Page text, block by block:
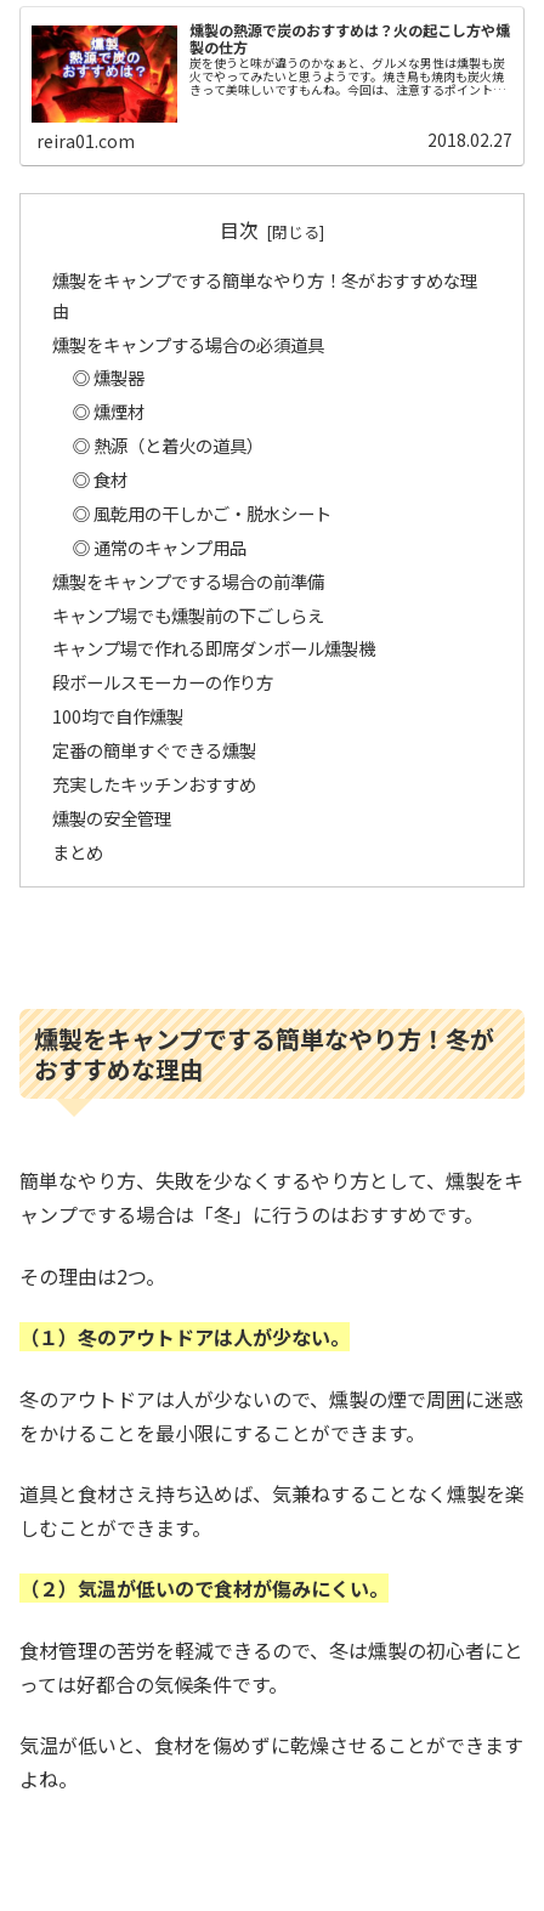
燻製の熱源で炭のおすすめは？火の起こし方や燻
製の仕方
炭を使うと味が違うのかなぁと、グルメな男性は燻製も炭
火でやってみたいと思うようです。焼き鳥も焼肉も炭火焼
きって美味しいですもんね。今回は、注意するポイントも
reira01.com 2018.02.27
目次
燻製をキャンプでする簡単なやり方！冬がおすすめな理
由
燻製をキャンプする場合の必須道具
◎ 燻製器
◎ 燻煙材
◎ 熱源（と着火の道具）
◎ 食材
◎ 風乾用の干しかご・脱水シート
◎ 通常のキャンプ用品
燻製をキャンプでする場合の前準備
キャンプ場でも燻製前の下ごしらえ
キャンプ場で作れる即席ダンボール燻製機
段ボールスモーカーの作り方
100均で自作燻製
定番の簡単すぐできる燻製
充実したキッチンおすすめ
燻製の安全管理
まとめ
燻製をキャンプでする簡単なやり方！冬が
おすすめな理由
簡単なやり方、失敗を少なくするやり方として、燻製をキ
ャンプでする場合は「冬」に行うのはおすすめです。
その理由は2つ。
（１）冬のアウトドアは人が少ない。
冬のアウトドアは人が少ないので、燻製の煙で周囲に迷惑
をかけることを最小限にすることができます。
道具と食材さえ持ち込めば、気兼ねすることなく燻製を楽
しむことができます。
（２）気温が低いので食材が傷みにくい。
食材管理の苦労を軽減できるので、冬は燻製の初心者にと
っては好都合の気候条件です。
気温が低いと、食材を傷めずに乾燥させることができます
よね。